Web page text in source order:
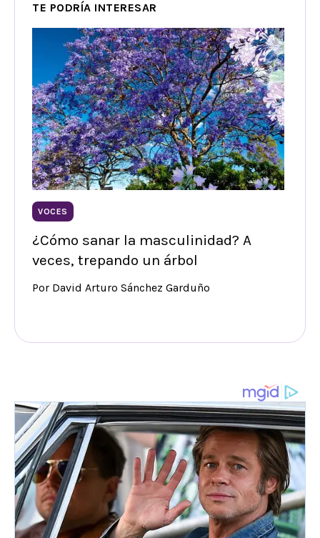
TE PODRÍA INTERESAR
VOCES
¿Cómo sanar la masculinidad? A
veces, trepando un árbol
Por David Arturo Sánchez Garduño